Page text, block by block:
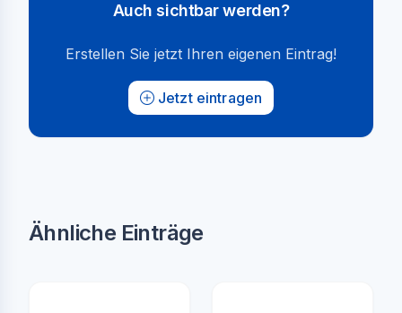
Auch sichtbar werden?
Erstellen Sie jetzt Ihren eigenen Eintrag!
Jetzt eintragen
Ähnliche Einträge